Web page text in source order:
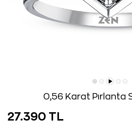
0,56 Karat Pırlanta
27.390 TL